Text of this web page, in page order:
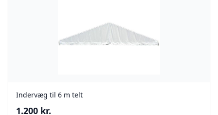
Indervæg til 6 m telt
1.200 kr.